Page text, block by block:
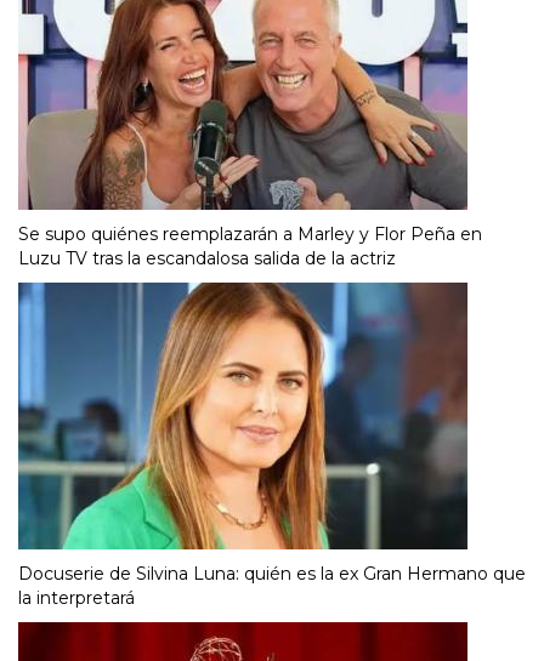
Se supo quiénes reemplazarán a Marley y Flor Peña en
Luzu TV tras la escandalosa salida de la actriz
Docuserie de Silvina Luna: quién es la ex Gran Hermano que
la interpretará